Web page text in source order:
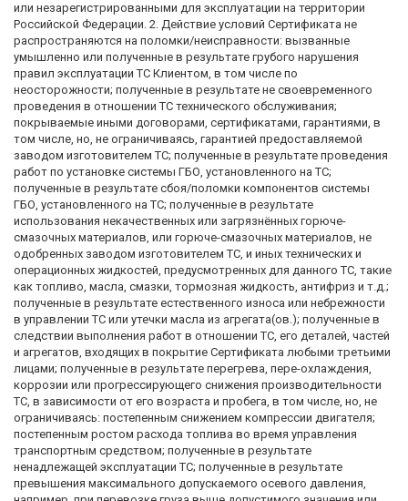
или незарегистрированными для эксплуатации на территории
Российской Федерации. 2. Действие условий Сертификата не
распространяются на поломки/неисправности: вызванные
умышленно или полученные в результате грубого нарушения
правил эксплуатации ТС Клиентом, в том числе по
неосторожности; полученные в результате не своевременного
проведения в отношении ТС технического обслуживания;
покрываемые иными договорами, сертификатами, гарантиями, в
том числе, но, не ограничиваясь, гарантией предоставляемой
заводом изготовителем ТС; полученные в результате проведения
работ по установке системы ГБО, установленного на ТС;
полученные в результате сбоя/поломки компонентов системы
ГБО, установленного на ТС; полученные в результате
использования некачественных или загрязнённых горюче-
смазочных материалов, или горюче-смазочных материалов, не
одобренных заводом изготовителем ТС, и иных технических и
операционных жидкостей, предусмотренных для данного ТС, такие
как топливо, масла, смазки, тормозная жидкость, антифриз и т.д.;
полученные в результате естественного износа или небрежности
в управлении ТС или утечки масла из агрегата(ов.); полученные в
следствии выполнения работ в отношении ТС, его деталей, частей
и агрегатов, входящих в покрытие Сертификата любыми третьими
лицами; полученные в результате перегрева, пере-охлаждения,
коррозии или прогрессирующего снижения производительности
ТС, в зависимости от его возраста и пробега, в том числе, но, не
ограничиваясь: постепенным снижением компрессии двигателя;
постепенным ростом расхода топлива во время управления
транспортным средством; полученные в результате
ненадлежащей эксплуатации ТС; полученные в результате
превышения максимального допускаемого осевого давления,